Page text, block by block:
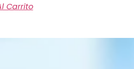
Carrito